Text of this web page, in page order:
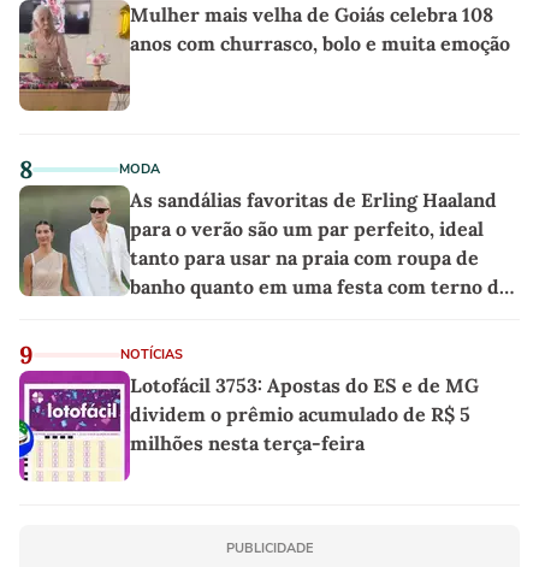
Mulher mais velha de Goiás celebra 108
anos com churrasco, bolo e muita emoção
8 MODA
As sandálias favoritas de Erling Haaland
para o verão são um par perfeito, ideal
tanto para usar na praia com roupa de
banho quanto em uma festa com terno de
9 NOTÍCIAS
Lotofácil 3753: Apostas do ES e de MG
dividem o prêmio acumulado de R$ 5
milhões nesta terça-feira
PUBLICIDADE